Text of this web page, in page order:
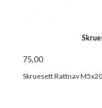
75,00
Skruesett Rattnav